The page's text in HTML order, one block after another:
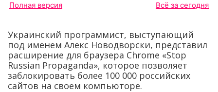
Полная версия Всё за сегодня
Украинский программист, выступающий
под именем Алекс Новодворски, представил
расширение для браузера Chrome «Stop
Russian Propaganda», которое позволяет
заблокировать более 100 000 российских
сайтов на своем компьюторе.